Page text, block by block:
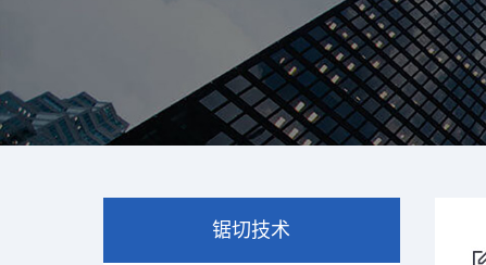
锯切技术